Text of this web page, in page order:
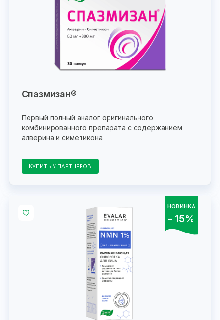
Спазмизан®
Первый полный аналог оригинального
комбинированного препарата с содержанием
алверина и симетикона
КУПИТЬ У ПАРТНЕРОВ
НОВИНКА
- 15%